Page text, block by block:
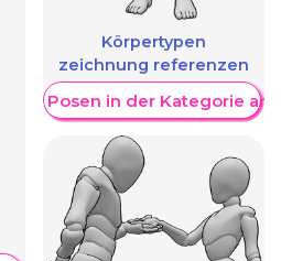
Körpertypen
zeichnung referenzen
Posen in der Kategorie